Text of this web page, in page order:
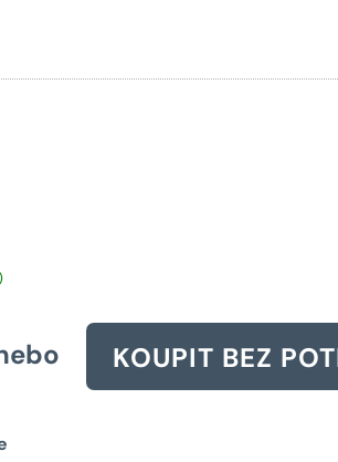
3212 Kč.
KOUPIT BEZ